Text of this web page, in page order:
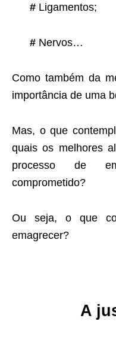
# Ligamentos;
# Nervos…
Como também da
importância de uma
Mas, o que
quais os melhores
processo de
comprometido?
Ou seja, o que
emagrecer?
A